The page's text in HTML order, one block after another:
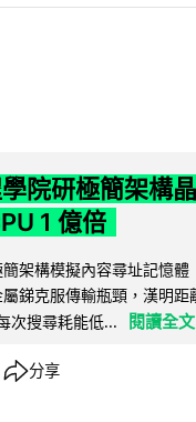
院研極簡架構
1 億倍
架構模擬內容尋址記憶體
銻克服傳輸瓶頸，漢明
次搜尋耗能低...
閱讀全文
分享